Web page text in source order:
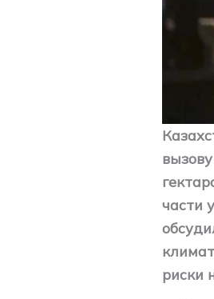
части
риски